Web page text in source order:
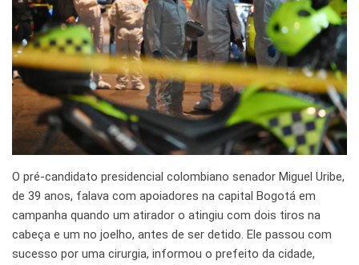
O pré-candidato presidencial colombiano senador Miguel Uribe,
de 39 anos, falava com apoiadores na capital Bogotá em
campanha quando um atirador o atingiu com dois tiros na
cabeça e um no joelho, antes de ser detido. Ele passou com
sucesso por uma cirurgia, informou o prefeito da cidade,